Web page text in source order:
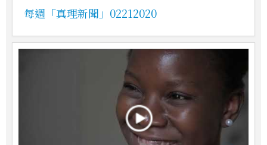
每週「真理新聞」02212020